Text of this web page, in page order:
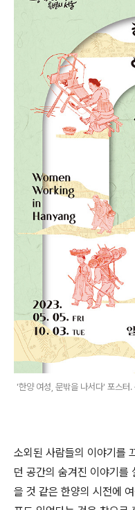
'한양 여성, 문밖을 나서다' 포스터
소외된 사람들의 이야기를
던 공간의 숨겨진 이야기를
을 것 같은 한양의 시전에